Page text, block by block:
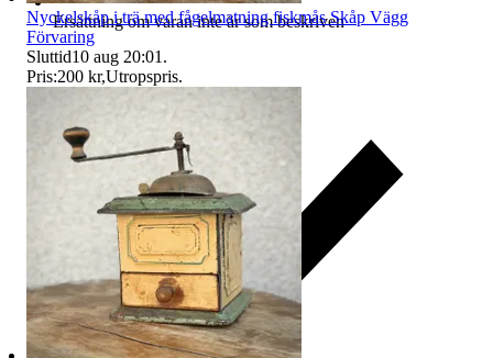
Ersättning om varan inte är som beskriven
Nyckelskåp i trä med fågelmatning fiskmås Skåp Vägg
Förvaring
Sluttid10 aug 20:01 .
Pris:200 kr,Utropspris.